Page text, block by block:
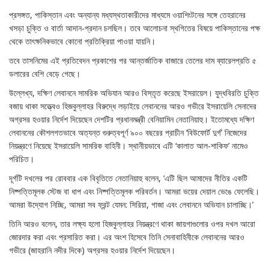
প্রসঙ্গত, পাকিস্তান এবং অন্যান্য মধ্যস্থতাকারীদের মাধ্যমে ওয়াশিংটনের সঙ্গে তেহরানের
খসড়া চুক্তি ও বার্তা আদান-প্রদান চলছিল। তবে আলোচনা স্থগিতের বিষয়ে পাকিস্তানের পক্ষ
থেকে তাৎক্ষনিকভাবে কোনো প্রতিক্রিয়া পাওয়া যায়নি।
তবে তাসনিমের এই প্রতিবেদন প্রকাশের পর আন্তর্জাতিক বাজারে তেলের দাম ব্যারেলপ্রতি ৫
ডলারের বেশি বেড়ে গেছে।
উল্লেখ্য, দক্ষিণ লেবাননে সামরিক অভিযান আরও বিস্তৃত করেছে ইসরায়েল। যুদ্ধবিরতি চুক্তি
বজায় থাকা সত্ত্বেও হিজবুল্লাহর বিরুদ্ধে লড়াইয়ে লেবাননের আরও গভীরে ইসরায়েলি সেনাদের
অগ্রসর হওয়ার নির্দেশ দিয়েছেন দেশটির প্রধানমন্ত্রী বেনিয়ামিন নেতানিয়াহু। ইতোমধ্যে দক্ষিণ
লেবাননের কৌশলগতভাবে অত্যন্ত গুরুত্বপূর্ণ ৯০০ বছরের প্রাচীন ‘বিউফোর্ট দুর্গ’ নিজেদের
নিয়ন্ত্রণে নিয়েছে ইসরায়েলি সামরিক বাহিনী। স্থানীয়ভাবে এটি ‘কালাত আল-শাকিফ’ নামেও
পরিচিত।
দূর্গটি দখলের পর রোববার এক বিবৃতিতে নেতানিয়াহু বলেন, ‘এটি ছিল আমাদের নীতির একটি
নিষ্পত্তিমূলক স্টেজ বা ধাপ এবং নিষ্পত্তিমূলক পরিবর্তন। আমরা ভয়ের দেয়াল ভেঙে ফেলেছি।
আমরা উদ্যোগ নিচ্ছি, আমরা সব ফ্রন্ট যেমন: সিরিয়া, গাজা এবং লেবাননে অভিযান চালাচ্ছি।’
তিনি আরও বলেন, তার লক্ষ্য হলো হিজবুল্লাহর নিয়ন্ত্রণে থাকা জায়গাগুলোর ওপর দখল আরো
জোরদার করা এবং প্রসারিত করা। এর অংশ হিসেবে তিনি সেনাবাহিনীকে লেবাননের আরও
গভীরে (জাহরানি নদীর দিকে) অগ্রসর হওয়ার নির্দেশ দিয়েছেন।